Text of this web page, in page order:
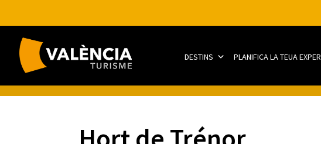
DESTINS PLANIFICA LA TEUA